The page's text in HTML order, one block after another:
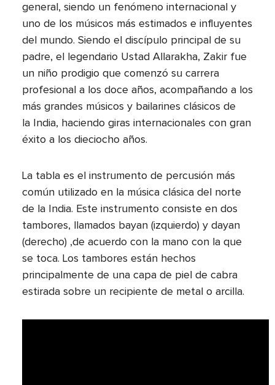
general, siendo un fenómeno internacional y
uno de los músicos más estimados e influyentes
del mundo. Siendo el discípulo principal de su
padre, el legendario Ustad Allarakha, Zakir fue
un niño prodigio que comenzó su carrera
profesional a los doce años, acompañando a los
más grandes músicos y bailarines clásicos de
la India, haciendo giras internacionales con gran
éxito a los dieciocho años.
La tabla es el instrumento de percusión más
común utilizado en la música clásica del norte
de la India. Este instrumento consiste en dos
tambores, llamados bayan (izquierdo) y dayan
(derecho) ,de acuerdo con la mano con la que
se toca. Los tambores están hechos
principalmente de una capa de piel de cabra
estirada sobre un recipiente de metal o arcilla.